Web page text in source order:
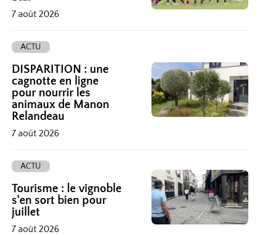
7 août 2026
ACTU
DISPARITION : une
cagnotte en ligne
pour nourrir les
animaux de Manon
Relandeau
7 août 2026
ACTU
Tourisme : le vignoble
s'en sort bien pour
juillet
7 août 2026